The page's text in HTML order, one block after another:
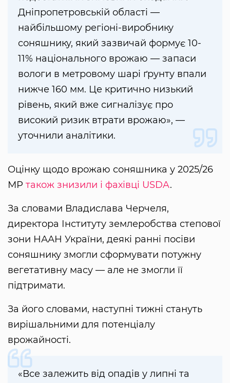
Дніпропетровській області —
найбільшому регіоні-виробнику
соняшнику, який зазвичай формує 10-
11% національного врожаю — запаси
вологи в метровому шарі ґрунту впали
нижче 160 мм. Це критично низький
рівень, який вже сигналізує про
високий ризик втрати врожаю», —
уточнили аналітики.
Оцінку щодо врожаю соняшника у 2025/26
МР також знизили і фахівці USDA.
За словами Владислава Черчеля,
директора Інституту землеробства степової
зони НААН України, деякі ранні посіви
соняшнику змогли сформувати потужну
вегетативну масу — але не змогли її
підтримати.
За його словами, наступні тижні стануть
вирішальними для потенціалу
врожайності.
«Все залежить від опадів у липні та